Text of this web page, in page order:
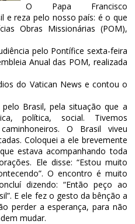
O Papa Francisco
e reza pelo nosso país: é o que
Obras Missionárias (POM),
pelo Pontífice sexta-feira
Anual das POM, realizada
do Vatican News e contou o
Brasil, pela situação que a
política, social. Tivemos
O Brasil viveu
Coloquei a ele brevemente
estava acompanhando toda
Ele disse: “Estou muito
O encontro é muito
dizendo: “Então peço ao
E ele fez o gesto da bênção a
perder a esperança, para não
mudar.